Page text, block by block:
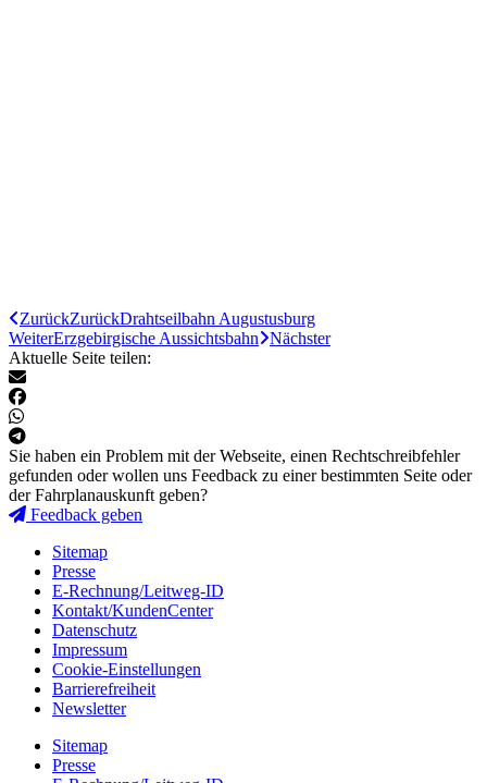
ZurückZurückDrahtseilbahn Augustusburg
WeiterErzgebirgische Aussichtsbahn
Nächster
Aktuelle Seite teilen:
Sie haben ein Problem mit der Webseite, einen Rechtschreibfehler
gefunden oder wollen uns Feedback zu einer bestimmten Seite oder
der Fahrplanauskunft geben?
Feedback geben
Sitemap
Presse
E-Rechnung/Leitweg-ID
Kontakt/KundenCenter
Datenschutz
Impressum
Cookie-Einstellungen
Barrierefreiheit
Newsletter
Sitemap
Presse